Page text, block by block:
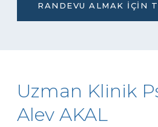
RANDEVU ALMAK İÇIN
Uzman Klinik
Alev AKAL